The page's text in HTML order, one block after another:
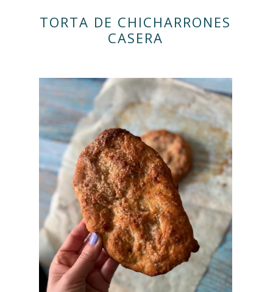
TORTA DE CHICHARRONES
CASERA